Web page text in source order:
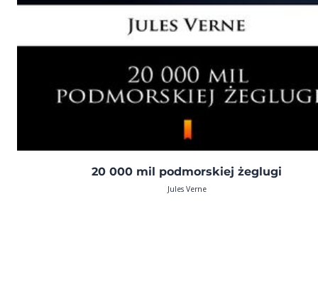
20 000 mil podmorskiej żeglugi
Jules Verne